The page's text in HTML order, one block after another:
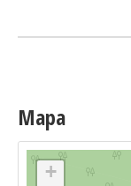
Mapa
+